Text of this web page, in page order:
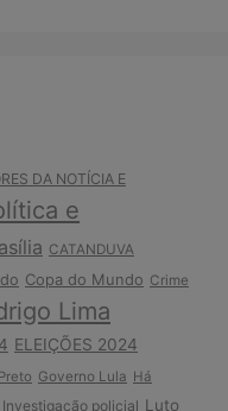
DA NOTÍCIA E
e
CATANDUVA
Copa do Mundo Crime
Lima
ELEIÇÕES 2024
Governo Lula Há
Investigação policial Luto